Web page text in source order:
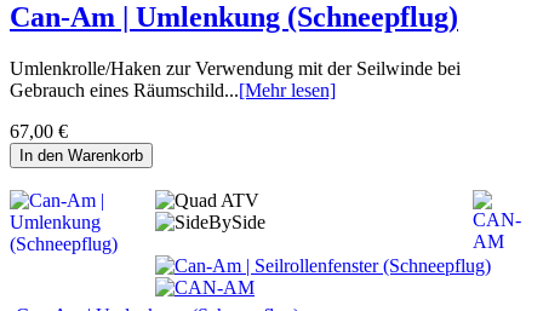
Can-Am | Umlenkung (Schneepflug)
Umlenkrolle/Haken zur Verwendung mit der Seilwinde bei
Gebrauch eines Räumschild...[Mehr lesen]
67,00 €
In den Warenkorb